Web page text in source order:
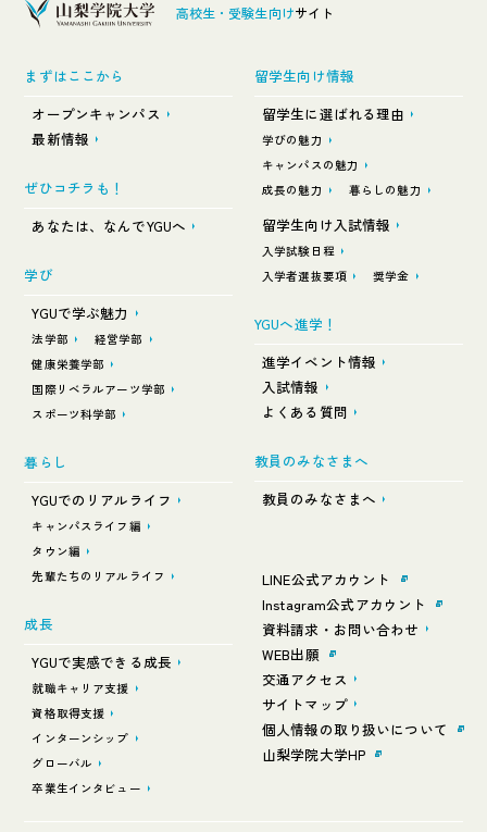
高校生・受験生向けサイト
まずはここから
オープンキャンパス
最新情報
ぜひコチラも！
あなたは、なんでYGUへ
学び
YGUで学ぶ魅力
法学部
経営学部
健康栄養学部
国際リベラルアーツ学部
スポーツ科学部
暮らし
YGUでのリアルライフ
キャンパスライフ編
タウン編
先輩たちのリアルライフ
成長
YGUで実感できる成長
就職キャリア支援
資格取得支援
インターンシップ
グローバル
卒業生インタビュー
留学生向け情報
留学生に選ばれる理由
学びの魅力
キャンパスの魅力
成長の魅力
暮らしの魅力
留学生向け入試情報
入学試験日程
入学者選抜要項
奨学金
YGUへ進学！
進学イベント情報
入試情報
よくある質問
教員のみなさまへ
教員のみなさまへ
LINE公式アカウント
Instagram公式アカウント
資料請求・お問い合わせ
WEB出願
交通アクセス
サイトマップ
個人情報の取り扱いについて
山梨学院大学HP